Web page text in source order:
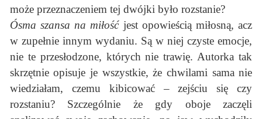
może przeznaczeniem tej dwójki było rozstanie?
Ósma szansa na miłośćjest opowieścią miłosną, acz
w zupełnie innym wydaniu. Są w niej czyste emocje,
nie te przesłodzone, których nie trawię. Autorka tak
skrzętnie opisuje je wszystkie, że chwilami sama nie
wiedziałam, czemu kibicować – zejściu się czy
rozstaniu? Szczególnie że gdy oboje zaczęli